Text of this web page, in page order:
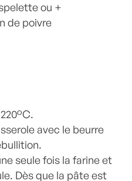
ou +
de poivre
avec le beurre
seule fois la farine et
Dès que la pâte est